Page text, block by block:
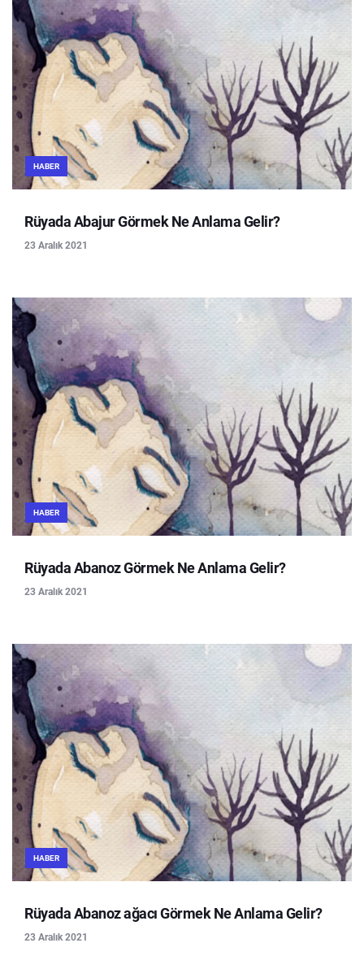
HABER
Rüyada Abajur Görmek Ne Anlama Gelir?
23 Aralık 2021
HABER
Rüyada Abanoz Görmek Ne Anlama Gelir?
23 Aralık 2021
HABER
Rüyada Abanoz ağacı Görmek Ne Anlama Gelir?
23 Aralık 2021